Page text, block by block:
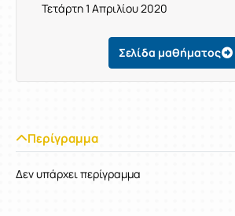
Τετάρτη 1 Απριλίου 2020
Σελίδα μαθήματος
Περίγραμμα
Δεν υπάρχει περίγραμμα